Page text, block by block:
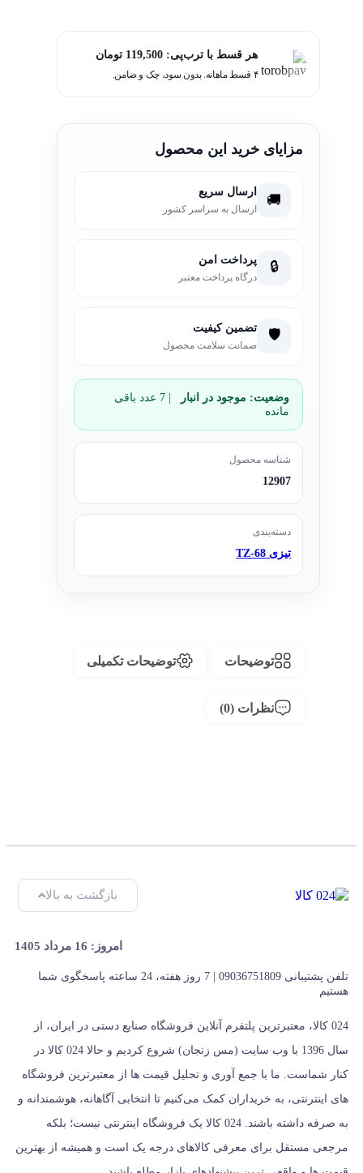
هر قسط با ترب‌پی: 119,500 تومان
۴ قسط ماهانه. بدون سود، چک و ضامن.
مزایای خرید این محصول
🚚 ارسال سریع
ارسال به سراسر کشور
🔒 پرداخت امن
درگاه پرداخت معتبر
🛡️ تضمین کیفیت
ضمانت سلامت محصول
وضعیت: موجود در انبار
| 7 عدد باقی
مانده
شناسه محصول
12907
دسته‌بندی
تیزی TZ-68
توضیحات توضیحات تکمیلی
نظرات (0)
بازگشت به بالا
امروز: 16 مرداد 1405
تلفن پشتیبانی 09036751809 | 7 روز هفته، 24 ساعته پاسخگوی شما
هستیم
024 کالا، معتبرترین پلتفرم آنلاین فروشگاه صنایع دستی در ایران، از
سال 1396 با وب سایت (مس زنجان) شروع کردیم و حالا 024 کالا در
کنار شماست. ما با جمع‌ آوری و تحلیل قیمت‌ ها از معتبرترین فروشگاه‌
های اینترنتی، به خریداران کمک می‌کنیم تا انتخابی آگاهانه، هوشمندانه و
به‌ صرفه داشته باشند. 024 کالا یک فروشگاه اینترنتی نیست؛ بلکه
مرجعی مستقل برای معرفی کالاهای درجه یک است و همیشه از بهترین